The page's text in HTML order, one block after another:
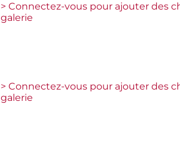
> Connectez-vous pour ajouter des
galerie
> Connectez-vous pour ajouter des
galerie